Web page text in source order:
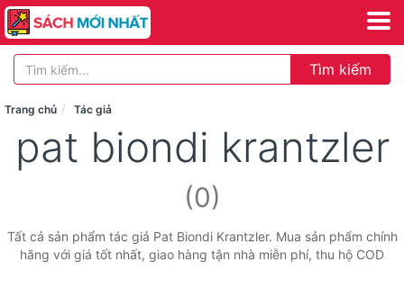
Tìm kiếm
Trang chủ Tác giả
pat biondi krantzler
(0)
Tất cả sản phẩm tác giả Pat Biondi Krantzler. Mua sản phẩm chính
hãng với giá tốt nhất, giao hàng tận nhà miễn phí, thu hộ COD